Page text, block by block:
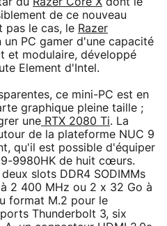
de ce nouveau
pas le cas, le Razer
un PC gamer d'une capacité
et modulaire, développé
Element d'Intel.
ce mini-PC est en
graphique pleine taille ;
une RTX 2080 Ti. La
de la plateforme NUC 9
qu'il est possible d'équiper
9980HK de huit cœurs.
slots DDR4 SODIMMs
2 400 MHz ou 2 x 32 Go à
format M.2 pour le
Thunderbolt 3, six